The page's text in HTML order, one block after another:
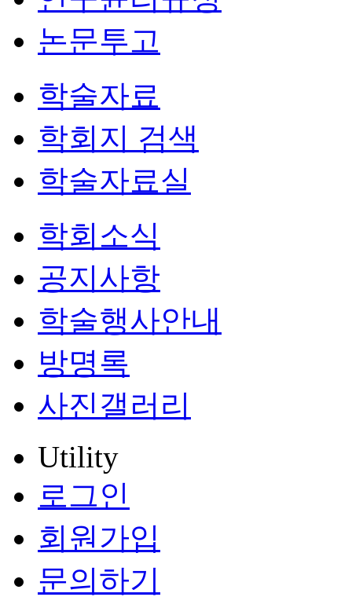
논문투고
학술자료
학회지 검색
학술자료실
학회소식
공지사항
학술행사안내
방명록
사진갤러리
Utility
로그인
회원가입
문의하기